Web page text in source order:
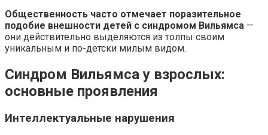
Общественность часто отмечает поразительное
подобие внешности детей с синдромом Вильямса —
они действительно выделяются из толпы своим
уникальным и по-детски милым видом.
Синдром Вильямса у взрослых:
основные проявления
Интеллектуальные нарушения